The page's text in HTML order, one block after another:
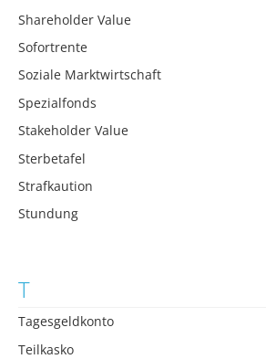
Shareholder Value
Sofortrente
Soziale Marktwirtschaft
Spezialfonds
Stakeholder Value
Sterbetafel
Strafkaution
Stundung
T
Tagesgeldkonto
Teilkasko